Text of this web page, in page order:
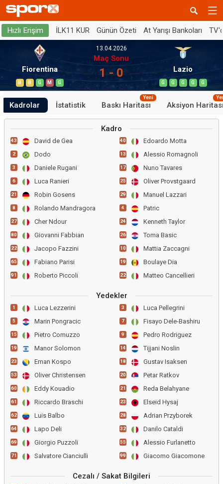
Hızlı Erişim İLK11 KUR Günün Özeti At Yarışı Bankoları
Fiorentina
B B G M G
13.04.2026
Maç Sonu
1 - 0 Lazio
G G G G G
Kadrolar İstatistik Baskı Haritası
Yeni
Aksiyon
Kadro
43 David de Gea
2 Dodo
3 Daniele Rugani
6 Luca Ranieri
21 Robin Gosens
8 Rolando Mandragora
27 Cher Ndour
80 Giovanni Fabbian
22 Jacopo Fazzini
65 Fabiano Parisi
91 Roberto Piccoli
40 Edoardo Motta
13 Alessio Romagnoli
17 Nuno Tavares
25 Oliver Provstgaard
29 Manuel Lazzari
4 Patric
24 Kenneth Taylor
26 Toma Basic
10 Mattia Zaccagni
19 Boulaye Dia
22 Matteo Cancellieri
Yedekler
1 Luca Lezzerini
5 Marin Pongracic
15 Pietro Comuzzo
19 Manor Solomon
23 Eman Kospo
53 Oliver Christensen
60 Eddy Kouadio
61 Riccardo Braschi
62 Luis Balbo
64 Lapo Deli
69 Giorgio Puzzoli
71 Salvatore Cianciulli
3 Luca Pellegrini
7 Fisayo Dele-Bashiru
9 Pedro Rodriguez
14 Tijjani Noslin
18 Gustav Isaksen
20 Petar Ratkov
21 Reda Belahyane
23 Elseid Hysaj
28 Adrian Przyborek
32 Danilo Cataldi
55 Alessio Furlanetto
99 Giacomo Giacomone
Cezalı / Sakat Bilgileri